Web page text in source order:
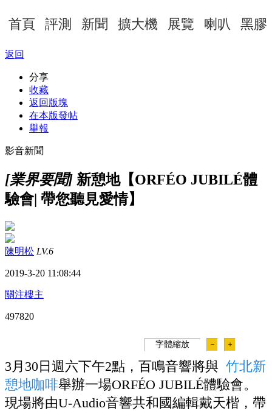
首頁 評測 新聞 擴大機 展覽 喇叭 黑膠
返回
分享
收藏
返回版塊
在本版發帖
舉報
影音新聞
[業界要聞] 新憩地【ORFÉO JUBILÉ體
驗會| 帶您聽見愛情】
陳明松 LV.6
2019-3-20 11:08:44
關注樓主
497820
字體縮放 － ＋
3月30日週六下午2點，百鳴音響將與 竹北新
憩地咖啡舉辦一場ORFÉO JUBILÉ體驗會。
現場將由U-Audio音響共和國編輯戴天楷，帶